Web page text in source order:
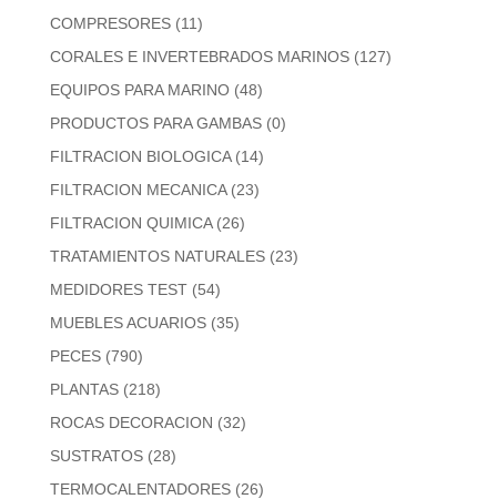
COMPRESORES (11)
CORALES E INVERTEBRADOS MARINOS (127)
EQUIPOS PARA MARINO (48)
PRODUCTOS PARA GAMBAS (0)
FILTRACION BIOLOGICA (14)
FILTRACION MECANICA (23)
FILTRACION QUIMICA (26)
TRATAMIENTOS NATURALES (23)
MEDIDORES TEST (54)
MUEBLES ACUARIOS (35)
PECES (790)
PLANTAS (218)
ROCAS DECORACION (32)
SUSTRATOS (28)
TERMOCALENTADORES (26)